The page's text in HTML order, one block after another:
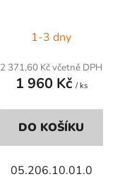
1-3 dny
2 371,60 Kč včetně DPH
1 960 Kč / ks
DO KOŠÍKU
05.206.10.01.0